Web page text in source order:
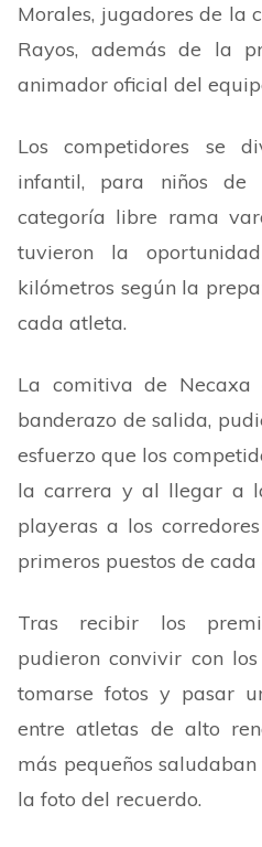
Morales, jugadores de la
Rayos, además de la
animador oficial del
Los competidores se
infantil, para niños
categoría libre rama
tuvieron la
kilómetros según la
cada atleta.
La comitiva de Necaxa
banderazo de salida,
esfuerzo que los
la carrera y al llegar a
playeras a los
primeros puestos de
Tras recibir los
pudieron convivir con
tomarse fotos y pasar
entre atletas de alto
más pequeños
la foto del recuerdo.